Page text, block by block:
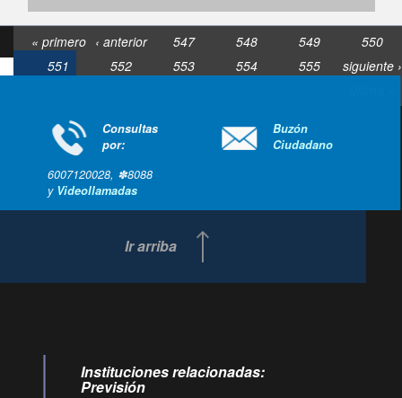
« primero ‹ anterior 547 548 549
550
551
552 553 554 555
siguiente ›
Consultas
por:
6007120028, ✽8088
yVideollamadas
Buzón
Ciudadano
Ir arriba
Instituciones relacionadas:
Previsión